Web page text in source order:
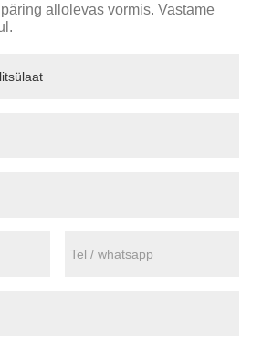
allolevas vormis. Vastame